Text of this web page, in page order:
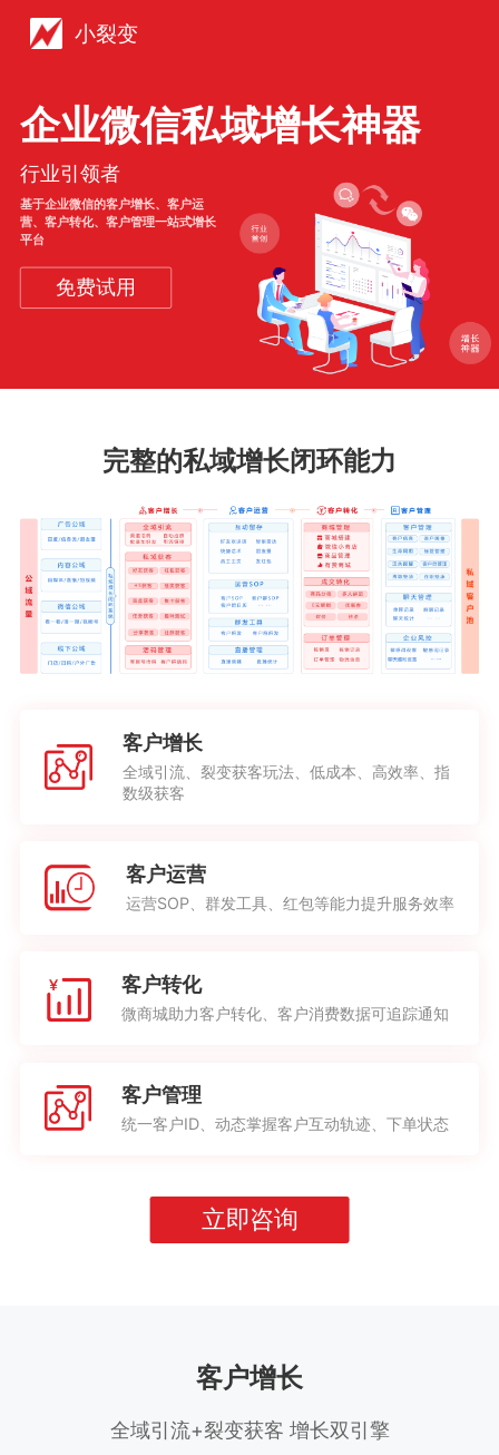
小裂变
企业微信私域增长神器
行业引领者
基于企业微信的客户增长、客户运
营、客户转化、客户管理一站式增长
平台
免费试用
完整的私域增长闭环能力
客户增长
全域引流、裂变获客玩法、低成本、高效率、指
数级获客
客户运营
运营SOP、群发工具、红包等能力提升服务效率
客户转化
微商城助力客户转化、客户消费数据可追踪通知
客户管理
统一客户ID、动态掌握客户互动轨迹、下单状态
立即咨询
客户增长
全域引流+裂变获客 增长双引擎